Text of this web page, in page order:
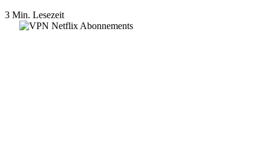
3 Min. Lesezeit